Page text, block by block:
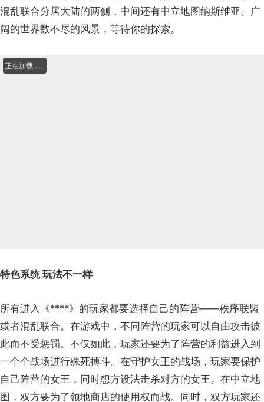
混乱联合分居大陆的两侧，中间还有中立地图纳斯维亚。广
阔的世界数不尽的风景，等待你的探索。
正在加载……
特色系统 玩法不一样
所有进入《****》的玩家都要选择自己的阵营——秩序联盟
或者混乱联合。在游戏中，不同阵营的玩家可以自由攻击彼
此而不受惩罚。不仅如此，玩家还要为了阵营的利益进入到
一个个战场进行殊死搏斗。在守护女王的战场，玩家要保护
自己阵营的女王，同时想方设法击杀对方的女王。在中立地
图，双方要为了领地商店的使用权而战。同时，双方玩家还